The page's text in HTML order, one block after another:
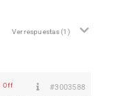
Ver respuestas(1)
Off #3003588